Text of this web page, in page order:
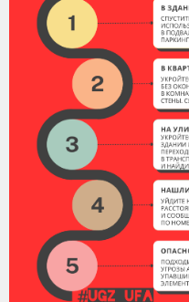
Фотогалерея
Обращения
Контакты
Вакансии